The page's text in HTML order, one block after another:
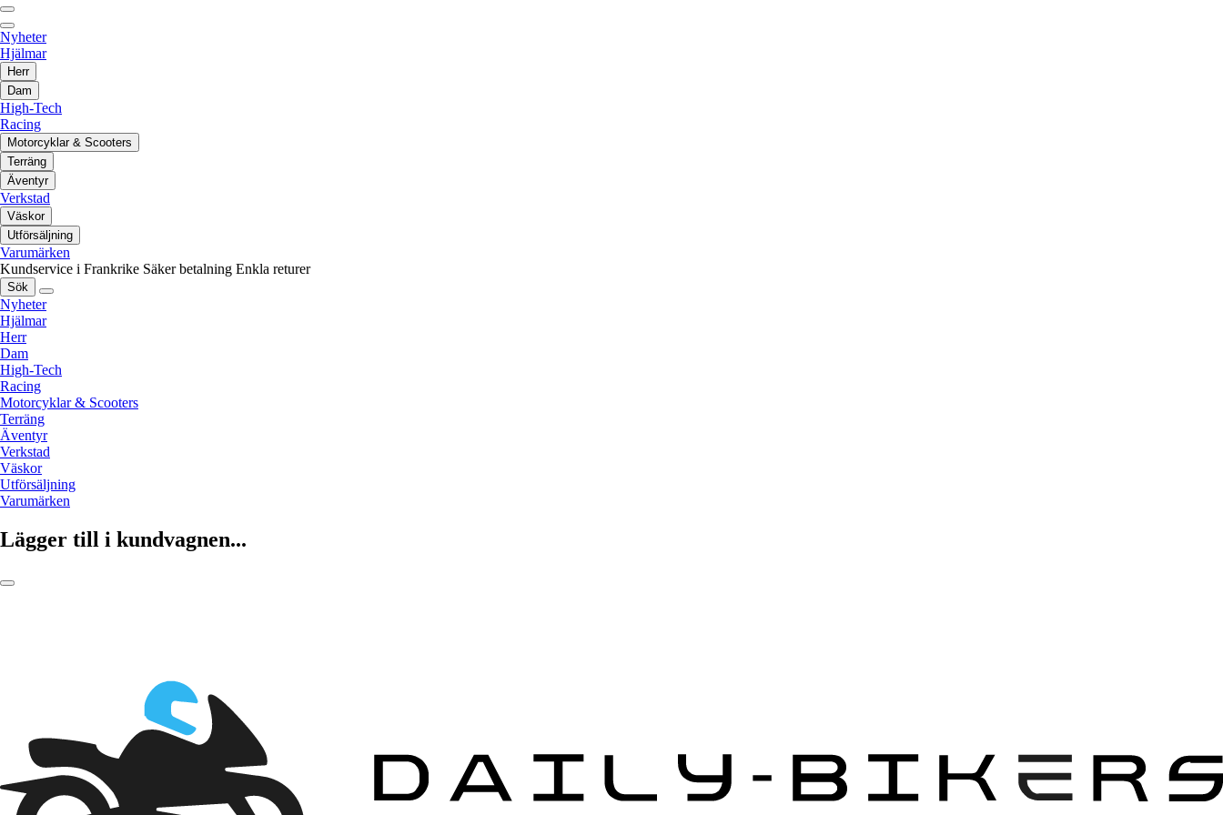
Nyheter
Hjälmar
Herr
Dam
High-Tech
Racing
Motorcyklar & Scooters
Terräng
Äventyr
Verkstad
Väskor
Utförsäljning
Varumärken
Kundservice i Frankrike Säker betalning Enkla returer
Sök
Nyheter
Hjälmar
Herr
Dam
High-Tech
Racing
Motorcyklar & Scooters
Terräng
Äventyr
Verkstad
Väskor
Utförsäljning
Varumärken
Lägger till i kundvagnen...